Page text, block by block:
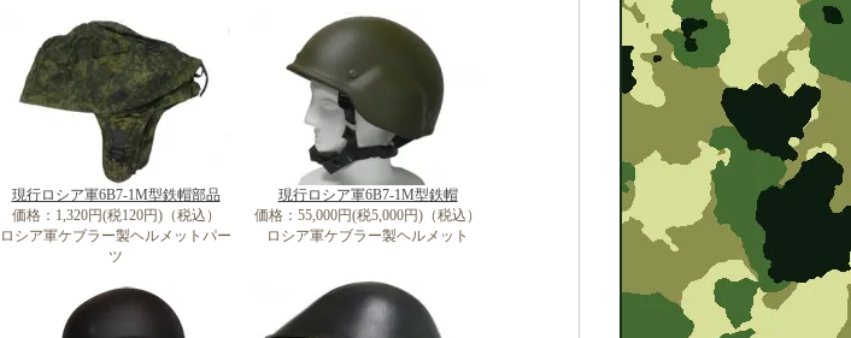
現行ロシア軍6B7-1M型鉄帽部品
価格：1,320円(税120円)（税込）
ロシア軍ケブラー製ヘルメットパー
ツ
現行ロシア軍6B7-1M型鉄帽
価格：55,000円(税5,000円)（税込）
ロシア軍ケブラー製ヘルメット